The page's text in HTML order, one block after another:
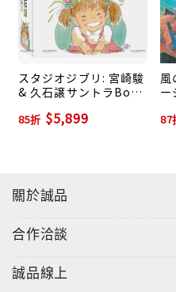
スタジオジブリ: 宮崎駿
& 久石譲サントラBox
85折 $5,899
風
ー
87
關於誠品
合作洽談
誠品線上